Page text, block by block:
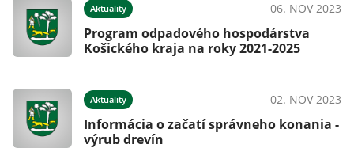
Aktuality 06. NOV 2023
Program odpadového hospodárstva
Košického kraja na roky 2021-2025
Aktuality 02. NOV 2023
Informácia o začatí správneho konania -
výrub drevín